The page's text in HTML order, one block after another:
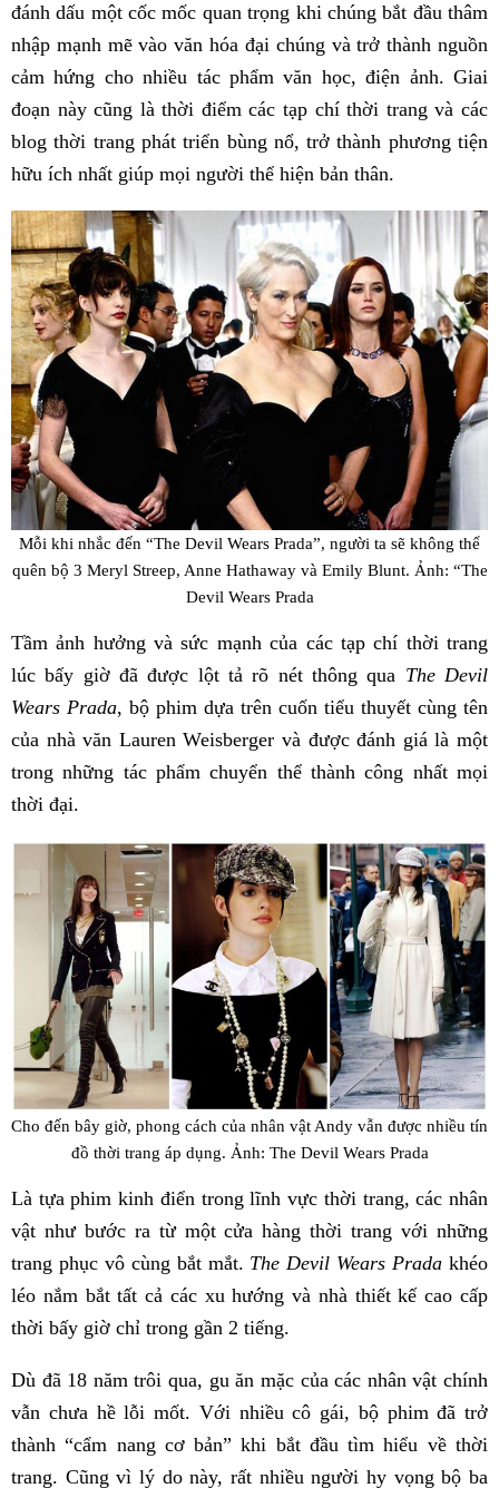
đánh dấu một cốc mốc quan trọng khi chúng bắt đầu thâm
nhập mạnh mẽ vào văn hóa đại chúng và trở thành nguồn
cảm hứng cho nhiều tác phẩm văn học, điện ảnh. Giai
đoạn này cũng là thời điểm các tạp chí thời trang và các
blog thời trang phát triển bùng nổ, trở thành phương tiện
hữu ích nhất giúp mọi người thể hiện bản thân.
Mỗi khi nhắc đến “The Devil Wears Prada”, người ta sẽ không thể
quên bộ 3 Meryl Streep, Anne Hathaway và Emily Blunt. Ảnh: “The
Devil Wears Prada
Tầm ảnh hưởng và sức mạnh của các tạp chí thời trang
lúc bấy giờ đã được lột tả rõ nét thông qua The Devil
Wears Prada, bộ phim dựa trên cuốn tiểu thuyết cùng tên
của nhà văn Lauren Weisberger và được đánh giá là một
trong những tác phẩm chuyển thể thành công nhất mọi
thời đại.
Cho đến bây giờ, phong cách của nhân vật Andy vẫn được nhiều tín
đồ thời trang áp dụng. Ảnh: The Devil Wears Prada
Là tựa phim kinh điển trong lĩnh vực thời trang, các nhân
vật như bước ra từ một cửa hàng thời trang với những
trang phục vô cùng bắt mắt. The Devil Wears Prada khéo
léo nắm bắt tất cả các xu hướng và nhà thiết kế cao cấp
thời bấy giờ chỉ trong gần 2 tiếng.
Dù đã 18 năm trôi qua, gu ăn mặc của các nhân vật chính
vẫn chưa hề lỗi mốt. Với nhiều cô gái, bộ phim đã trở
thành “cẩm nang cơ bản” khi bắt đầu tìm hiểu về thời
trang. Cũng vì lý do này, rất nhiều người hy vọng bộ ba